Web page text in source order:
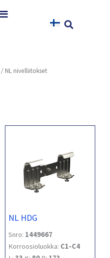
/ NL nivelliitokset
NL HDG
Snro: 1449667
Korroosioluokka: C1-C4